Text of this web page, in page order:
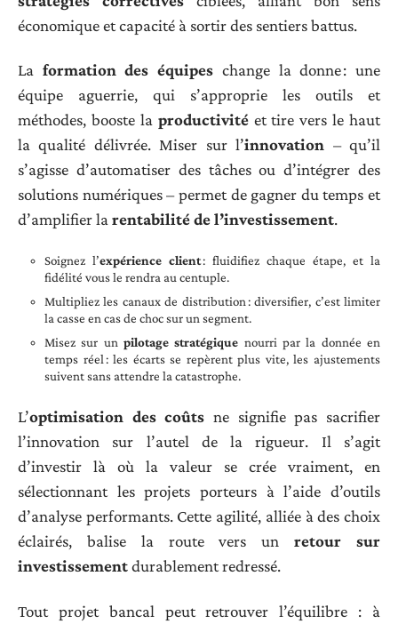
économique et capacité à sortir des sentiers battus.
La formation des équipes change la donne : une
équipe aguerrie, qui s’approprie les outils et
méthodes, booste la productivitéet tire vers le haut
la qualité délivrée. Miser sur l’innovation – qu’il
s’agisse d’automatiser des tâches ou d’intégrer des
solutions numériques – permet de gagner du temps et
d’amplifier larentabilité de l’investissement.
Soignez l’expérience client: fluidifiez chaque étape, et la
fidélité vous le rendra au centuple.
Multipliez les canaux de distribution : diversifier, c’est limiter
la casse en cas de choc sur un segment.
Misez sur un pilotage stratégique nourri par la donnée en
temps réel : les écarts se repèrent plus vite, les ajustements
suivent sans attendre la catastrophe.
L’optimisation des coûts ne signifie pas sacrifier
l’innovation sur l’autel de la rigueur. Il s’agit
d’investir là où la valeur se crée vraiment, en
sélectionnant les projets porteurs à l’aide d’outils
d’analyse performants. Cette agilité, alliée à des choix
éclairés, balise la route vers unretour sur
investissementdurablement redressé.
Tout projet bancal peut retrouver l’équilibre : à